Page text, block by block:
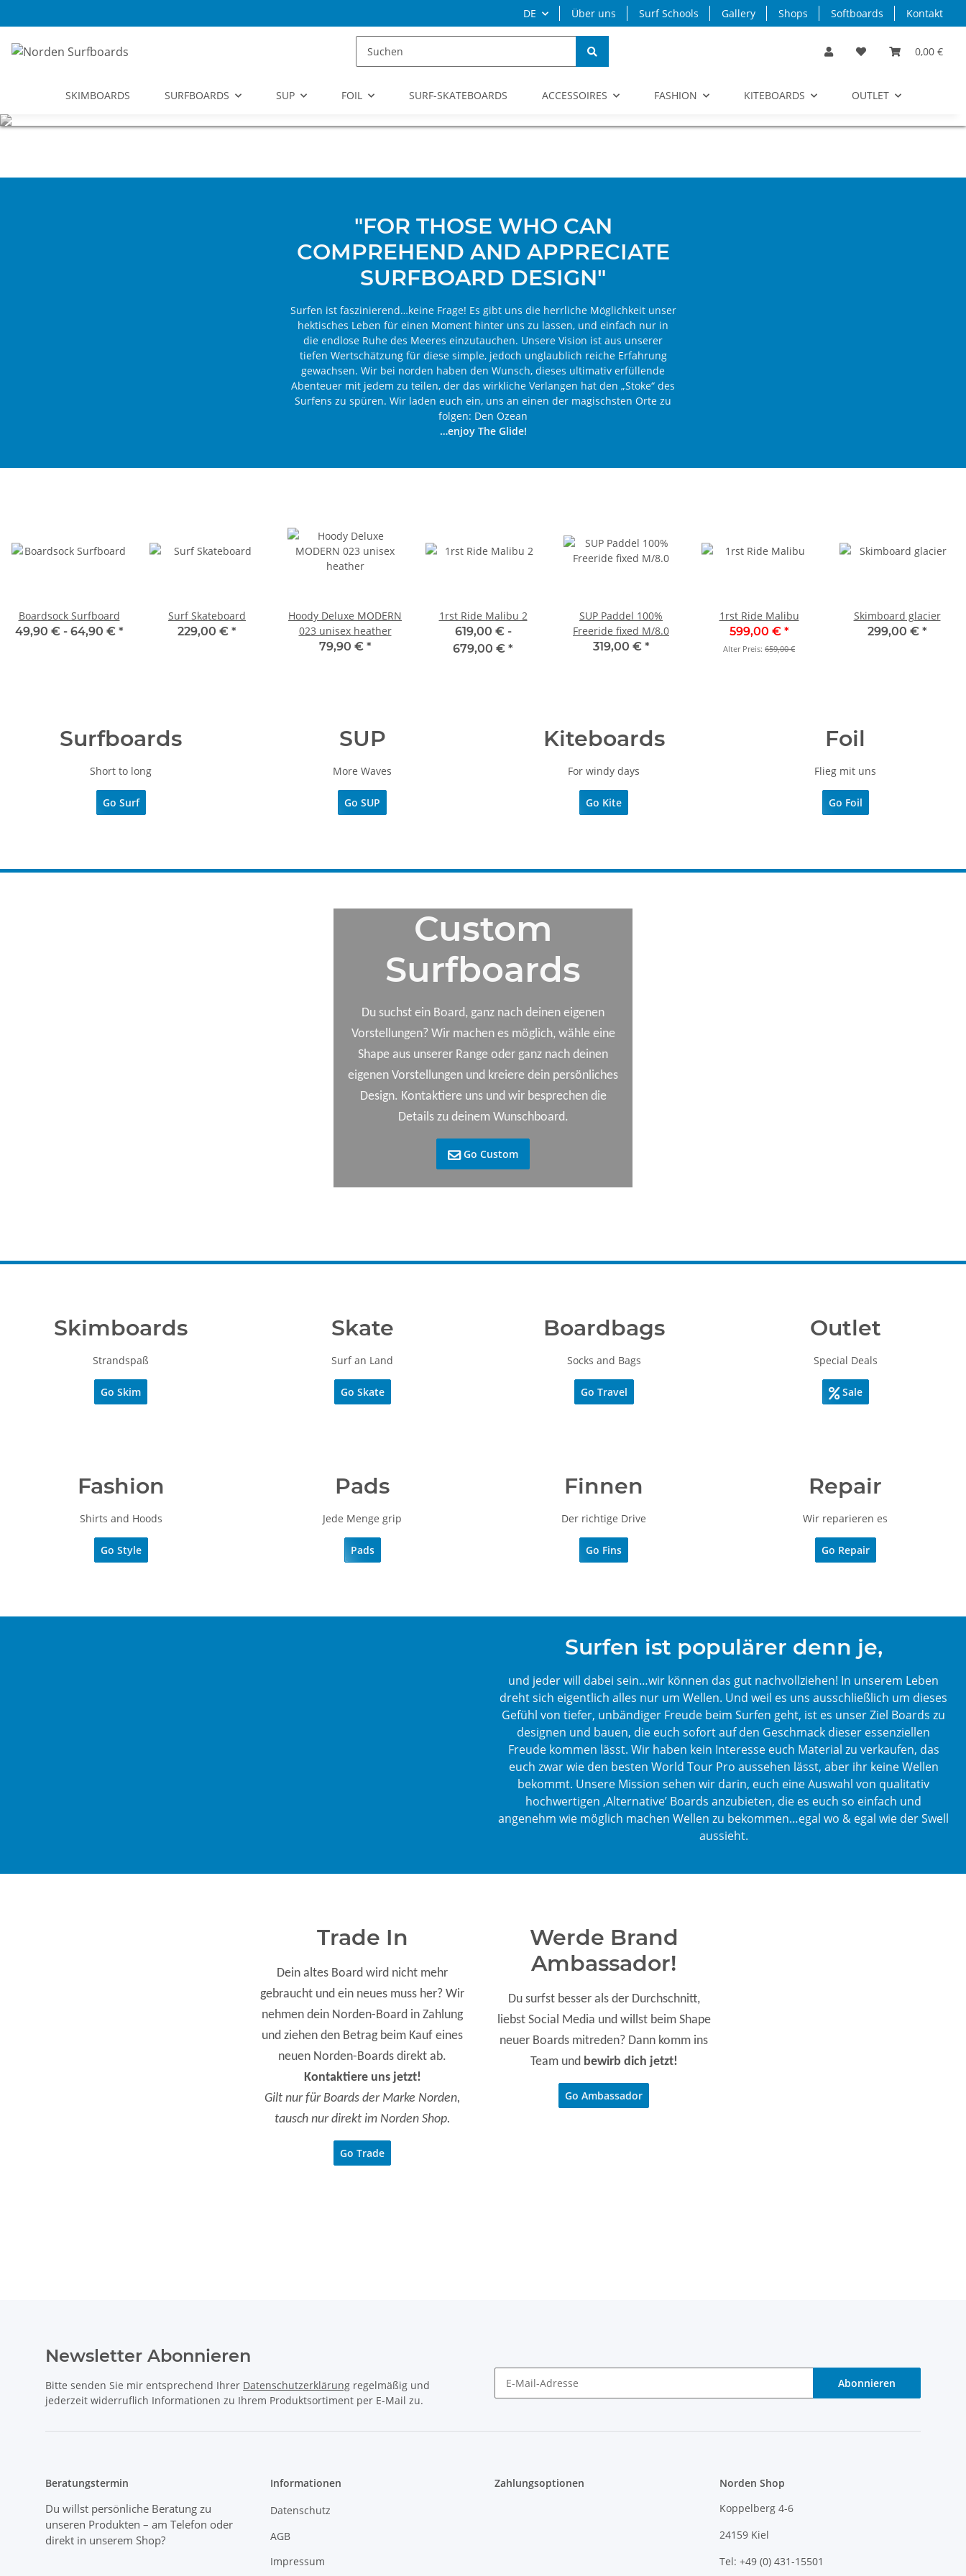
DE Über uns Surf Schools Gallery Shops Softboards Kontakt
0,00 €
SKIMBOARDS SURFBOARDS SUP FOIL SURF-SKATEBOARDS ACCESSOIRES FASHION KITEBOARDS OUTLET
"FOR THOSE WHO CAN
COMPREHEND AND APPRECIATE
SURFBOARD DESIGN"
Surfen ist faszinierend…keine Frage! Es gibt uns die herrliche Möglichkeit unser
hektisches Leben für einen Moment hinter uns zu lassen, und einfach nur in
die endlose Ruhe des Meeres einzutauchen. Unsere Vision ist aus unserer
tiefen Wertschätzung für diese simple, jedoch unglaublich reiche Erfahrung
gewachsen. Wir bei norden haben den Wunsch, dieses ultimativ erfüllende
Abenteuer mit jedem zu teilen, der das wirkliche Verlangen hat den „Stoke“ des
Surfens zu spüren. Wir laden euch ein, uns an einen der magischsten Orte zu
folgen: Den Ozean
…enjoy The Glide!
Boardsock Surfboard
49,90 € - 64,90 € *
Surf Skateboard
229,00 € *
Hoody Deluxe MODERN
023 unisex heather
79,90 € *
1rst Ride Malibu 2
619,00 € -
679,00 € *
SUP Paddel 100%
Freeride fixed M/8.0
319,00 € *
1rst Ride Malibu
599,00 € *
Alter Preis: 659,00 €
Skimboard glacier
299,00 € *
Surfboards
Short to long
Go Surf
SUP
More Waves
Go SUP
Kiteboards
For windy days
Go Kite
Foil
Flieg mit uns
Go Foil
Custom
Surfboards
Du suchst ein Board, ganz nach deinen eigenen
Vorstellungen? Wir machen es möglich, wähle eine
Shape aus unserer Range oder ganz nach deinen
eigenen Vorstellungen und kreiere dein persönliches
Design. Kontaktiere uns und wir besprechen die
Details zu deinem Wunschboard.
Go Custom
Skimboards
Strandspaß
Go Skim
Skate
Surf an Land
Go Skate
Boardbags
Socks and Bags
Go Travel
Outlet
Special Deals
Sale
Fashion
Shirts and Hoods
Go Style
Pads
Jede Menge grip
Pads
Finnen
Der richtige Drive
Go Fins
Repair
Wir reparieren es
Go Repair
Surfen ist populärer denn je,
und jeder will dabei sein…wir können das gut nachvollziehen! In unserem Leben
dreht sich eigentlich alles nur um Wellen. Und weil es uns ausschließlich um dieses
Gefühl von tiefer, unbändiger Freude beim Surfen geht, ist es unser Ziel Boards zu
designen und bauen, die euch sofort auf den Geschmack dieser essenziellen
Freude kommen lässt. Wir haben kein Interesse euch Material zu verkaufen, das
euch zwar wie den besten World Tour Pro aussehen lässt, aber ihr keine Wellen
bekommt. Unsere Mission sehen wir darin, euch eine Auswahl von qualitativ
hochwertigen ‚Alternative’ Boards anzubieten, die es euch so einfach und
angenehm wie möglich machen Wellen zu bekommen…egal wo & egal wie der Swell
aussieht.
Trade In
Dein altes Board wird nicht mehr
gebraucht und ein neues muss her? Wir
nehmen dein Norden-Board in Zahlung
und ziehen den Betrag beim Kauf eines
neuen Norden-Boards direkt ab.
Kontaktiere uns jetzt!
Gilt nur für Boards der Marke Norden,
tausch nur direkt im Norden Shop.
Go Trade
Werde Brand
Ambassador!
Du surfst besser als der Durchschnitt,
liebst Social Media und willst beim Shape
neuer Boards mitreden? Dann komm ins
Team und bewirb dich jetzt!
Go Ambassador
Newsletter Abonnieren
Bitte senden Sie mir entsprechend Ihrer Datenschutzerklärung regelmäßig und
jederzeit widerruflich Informationen zu Ihrem Produktsortiment per E-Mail zu.
Abonnieren
Beratungstermin
Du willst persönliche Beratung zu
unseren Produkten – am Telefon oder
direkt in unserem Shop?
Informationen
Datenschutz
AGB
Impressum
Zahlungsoptionen
Norden Shop
Koppelberg 4-6
24159 Kiel
Tel: +49 (0) 431-15501